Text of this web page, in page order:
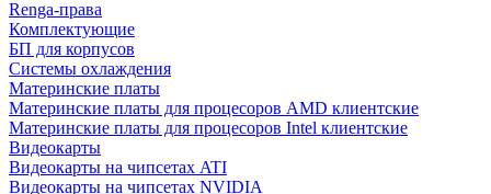
Renga-права
Комплектующие
БП для корпусов
Системы охлаждения
Материнские платы
Материнские платы для процесоров AMD клиентские
Материнские платы для процесоров Intel клиентские
Видеокарты
Видеокарты на чипсетах ATI
Видеокарты на чипсетах NVIDIA